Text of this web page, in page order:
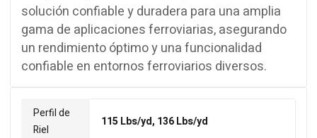
solución confiable y duradera para una amplia
gama de aplicaciones ferroviarias, asegurando
un rendimiento óptimo y una funcionalidad
confiable en entornos ferroviarios diversos.
Perfil de
Riel
115 Lbs/yd, 136 Lbs/yd